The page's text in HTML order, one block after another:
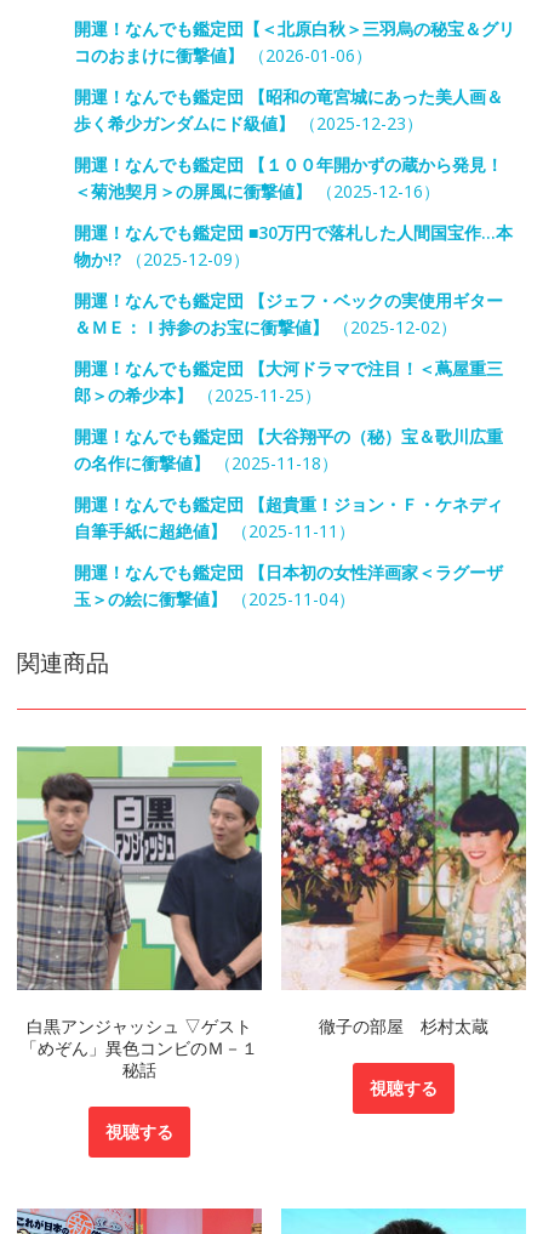
開運！なんでも鑑定団【＜北原白秋＞三羽烏の秘宝＆グリ
コのおまけに衝撃値】
（2026-01-06）
開運！なんでも鑑定団 【昭和の竜宮城にあった美人画＆
歩く希少ガンダムにド級値】
（2025-12-23）
開運！なんでも鑑定団 【１００年開かずの蔵から発見！
＜菊池契月＞の屏風に衝撃値】
（2025-12-16）
開運！なんでも鑑定団 ■30万円で落札した人間国宝作…本
物か!?（2025-12-09）
開運！なんでも鑑定団 【ジェフ・ベックの実使用ギター
＆ＭＥ：Ｉ持参のお宝に衝撃値】
（2025-12-02）
開運！なんでも鑑定団 【大河ドラマで注目！＜蔦屋重三
郎＞の希少本】
（2025-11-25）
開運！なんでも鑑定団 【大谷翔平の（秘）宝＆歌川広重
の名作に衝撃値】
（2025-11-18）
開運！なんでも鑑定団 【超貴重！ジョン・Ｆ・ケネディ
自筆手紙に超絶値】
（2025-11-11）
開運！なんでも鑑定団 【日本初の女性洋画家＜ラグーザ
玉＞の絵に衝撃値】
（2025-11-04）
関連商品
白黒アンジャッシュ ▽ゲスト
「めぞん」異色コンビのＭ－１
秘話
視聴する
徹子の部屋 杉村太蔵
視聴する